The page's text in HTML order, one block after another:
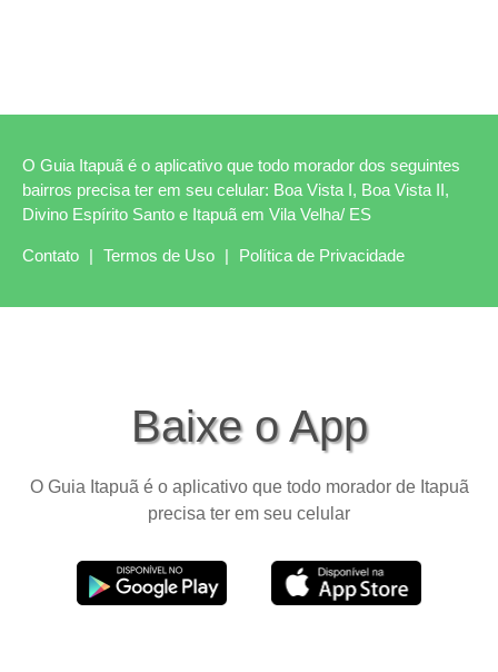
O Guia Itapuã é o aplicativo que todo morador dos seguintes
bairros precisa ter em seu celular: Boa Vista I, Boa Vista II,
Divino Espírito Santo e Itapuã em Vila Velha/ ES
Contato | Termos de Uso | Política de Privacidade
Baixe o App
O Guia Itapuã é o aplicativo que todo morador de Itapuã
precisa ter em seu celular